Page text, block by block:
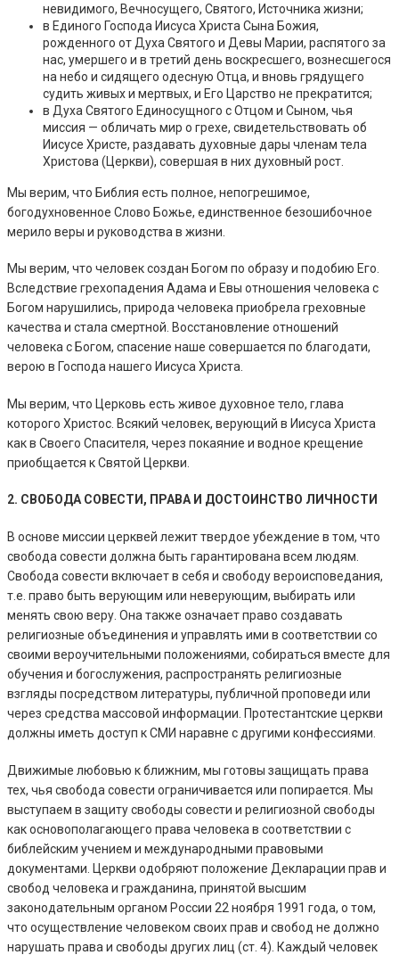
невидимого, Вечносущего, Святого, Источника жизни;
в Единого Господа Иисуса Христа Сына Божия,
рожденного от Духа Святого и Девы Марии, распятого за
нас, умершего и в третий день воскресшего, вознесшегося
на небо и сидящего одесную Отца, и вновь грядущего
судить живых и мертвых, и Его Царство не прекратится;
в Духа Святого Единосущного с Отцом и Сыном, чья
миссия — обличать мир о грехе, свидетельствовать об
Иисусе Христе, раздавать духовные дары членам тела
Христова (Церкви), совершая в них духовный рост.
Мы верим, что Библия есть полное, непогрешимое,
богодухновенное Слово Божье, единственное безошибочное
мерило веры и руководства в жизни.
Мы верим, что человек создан Богом по образу и подобию Его.
Вследствие грехопадения Адама и Евы отношения человека с
Богом нарушились, природа человека приобрела греховные
качества и стала смертной. Восстановление отношений
человека с Богом, спасение наше совершается по благодати,
верою в Господа нашего Иисуса Христа.
Мы верим, что Церковь есть живое духовное тело, глава
которого Христос. Всякий человек, верующий в Иисуса Христа
как в Своего Спасителя, через покаяние и водное крещение
приобщается к Святой Церкви.
2. СВОБОДА СОВЕСТИ, ПРАВА И ДОСТОИНСТВО ЛИЧНОСТИ
В основе миссии церквей лежит твердое убеждение в том, что
свобода совести должна быть гарантирована всем людям.
Свобода совести включает в себя и свободу вероисповедания,
т.е. право быть верующим или неверующим, выбирать или
менять свою веру. Она также означает право создавать
религиозные объединения и управлять ими в соответствии со
своими вероучительными положениями, собираться вместе для
обучения и богослужения, распространять религиозные
взгляды посредством литературы, публичной проповеди или
через средства массовой информации. Протестантские церкви
должны иметь доступ к СМИ наравне с другими конфессиями.
Движимые любовью к ближним, мы готовы защищать права
тех, чья свобода совести ограничивается или попирается. Мы
выступаем в защиту свободы совести и религиозной свободы
как основополагающего права человека в соответствии с
библейским учением и международными правовыми
документами. Церкви одобряют положение Декларации прав и
свобод человека и гражданина, принятой высшим
законодательным органом России 22 ноября 1991 года, о том,
что осуществление человеком своих прав и свобод не должно
нарушать права и свободы других лиц (ст. 4). Каждый человек